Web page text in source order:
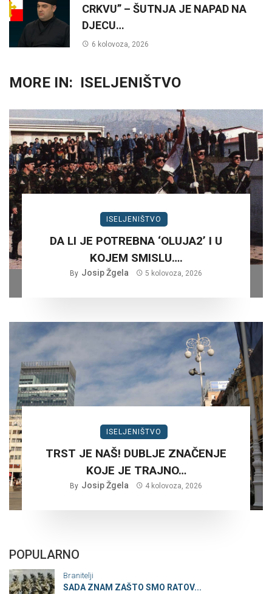
CRKVU” – ŠUTNJA JE NAPAD NA
DJECU…
6 kolovoza, 2026
MORE IN: ISELJENIŠTVO
ISELJENIŠTVO
DA LI JE POTREBNA ‘OLUJA2’ I U
KOJEM SMISLU….
By Josip Žgela 5 kolovoza, 2026
ISELJENIŠTVO
TRST JE NAŠ! DUBLJE ZNAČENJE
KOJE JE TRAJNO…
By Josip Žgela 4 kolovoza, 2026
POPULARNO
Branitelji
SADA ZNAM ZAŠTO SMO RATOV...